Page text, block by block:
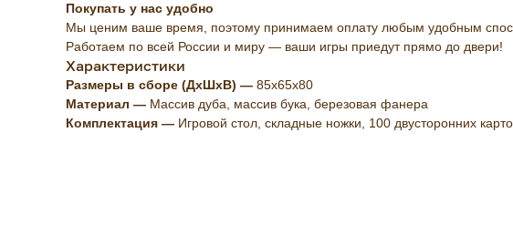
Покупать у нас удобно
Мы ценим ваше время, поэтому принимаем оплату любым удобным
Работаем по всей России и миру — ваши игры приедут прямо до двери!
Характеристики
Размеры в сборе (ДхШхВ) — 85х65х80
Материал — Массив дуба, массив бука, березовая фанера
Комплектация — Игровой стол, складные ножки, 100 двусторонних